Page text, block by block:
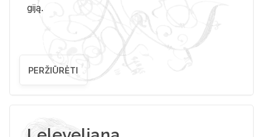
gi­ją.
PERŽIŪRĖTI